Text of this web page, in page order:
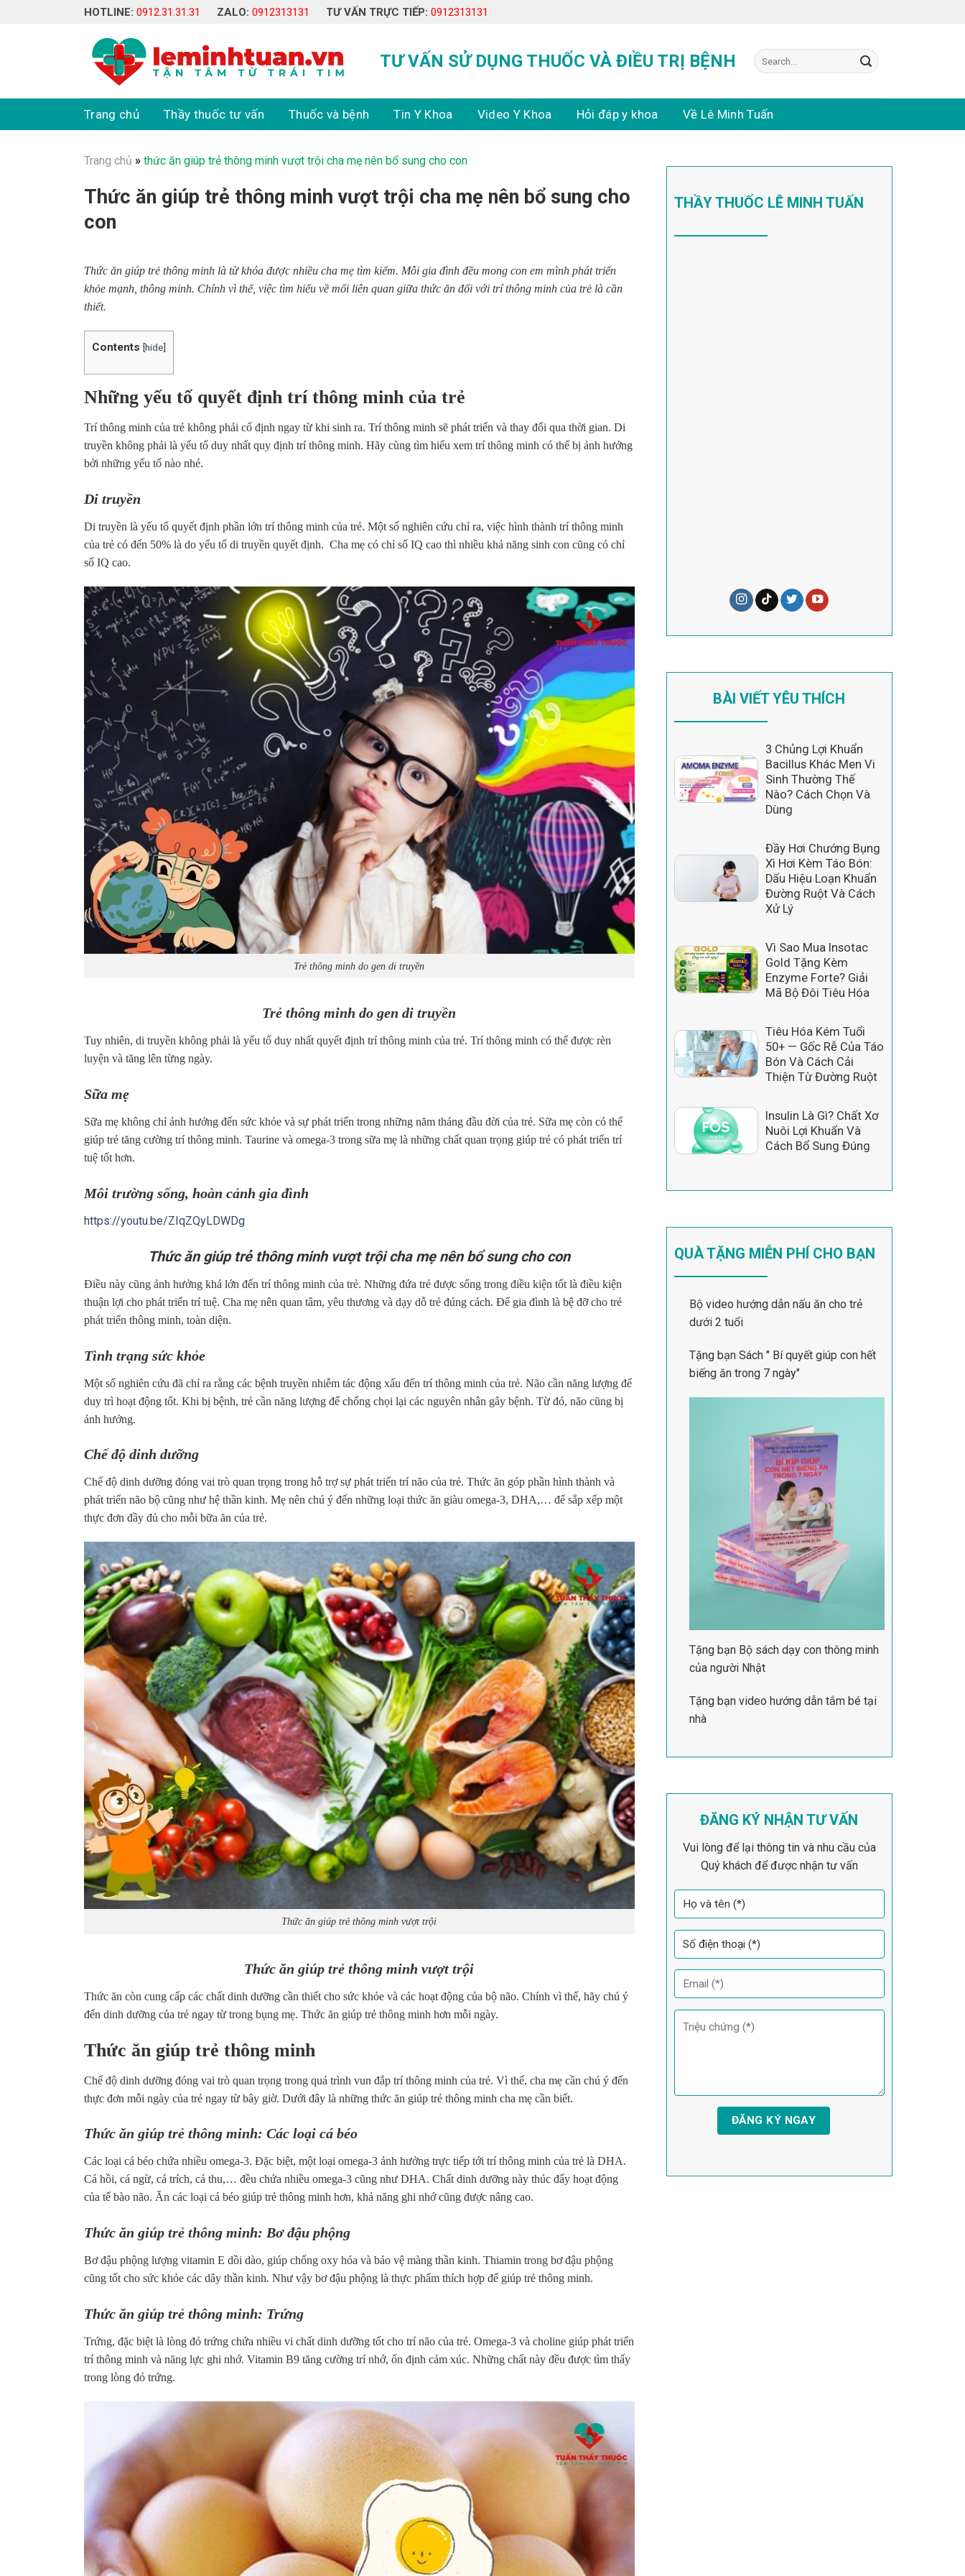
HOTLINE: 0912.31.31.31 ZALO: 0912313131 TƯ VẤN TRỰC TIẾP: 0912313131
TƯ VẤN SỬ DỤNG THUỐC VÀ ĐIỀU TRỊ BỆNH
Search
for:
Trang chủ Thầy thuốc tư vấn Thuốc và bệnh Tin Y Khoa Video Y Khoa Hỏi đáp y khoa Về Lê Minh Tuấn
Trang chủ » thức ăn giúp trẻ thông minh vượt trội cha mẹ nên bổ sung cho con
Thức ăn giúp trẻ thông minh vượt trội cha mẹ nên bổ sung cho
con
Thức ăn giúp trẻ thông minh là từ khóa được nhiều cha mẹ tìm kiếm. Mỗi gia đình đều mong con em mình phát triển
khỏe mạnh, thông minh. Chính vì thế, việc tìm hiểu về mối liên quan giữa thức ăn đối với trí thông minh của trẻ là cần
thiết.
Contents [hide]
Những yếu tố quyết định trí thông minh của trẻ
Trí thông minh của trẻ không phải cố định ngay từ khi sinh ra. Trí thông minh sẽ phát triển và thay đổi qua thời gian. Di
truyền không phải là yếu tố duy nhất quy định trí thông minh. Hãy cùng tìm hiểu xem trí thông minh có thể bị ảnh hưởng
bởi những yếu tố nào nhé.
Di truyền
Di truyền là yếu tố quyết định phần lớn trí thông minh của trẻ. Một số nghiên cứu chỉ ra, việc hình thành trí thông minh
của trẻ có đến 50% là do yếu tố di truyền quyết định. Cha mẹ có chỉ số IQ cao thì nhiều khả năng sinh con cũng có chỉ
số IQ cao.
Trẻ thông minh do gen di truyền
Trẻ thông minh do gen di truyền
Tuy nhiên, di truyền không phải là yếu tố duy nhất quyết định trí thông minh của trẻ. Trí thông minh có thể được rèn
luyện và tăng lên từng ngày.
Sữa mẹ
Sữa mẹ không chỉ ảnh hưởng đến sức khỏe và sự phát triển trong những năm tháng đầu đời của trẻ. Sữa mẹ còn có thể
giúp trẻ tăng cường trí thông minh. Taurine và omega-3 trong sữa mẹ là những chất quan trọng giúp trẻ có phát triển trí
tuệ tốt hơn.
Môi trường sống, hoàn cảnh gia đình
https://youtu.be/ZIqZQyLDWDg
Thức ăn giúp trẻ thông minh vượt trội cha mẹ nên bổ sung cho con
Điều này cũng ảnh hưởng khá lớn đến trí thông minh của trẻ. Những đứa trẻ được sống trong điều kiện tốt là điều kiện
thuận lợi cho phát triển trí tuệ. Cha mẹ nên quan tâm, yêu thương và dạy dỗ trẻ đúng cách. Để gia đình là bệ đỡ cho trẻ
phát triển thông minh, toàn diện.
Tình trạng sức khỏe
Một số nghiên cứu đã chỉ ra rằng các bệnh truyền nhiễm tác động xấu đến trí thông minh của trẻ. Não cần năng lượng để
duy trì hoạt động tốt. Khi bị bệnh, trẻ cần năng lượng để chống chọi lại các nguyên nhân gây bệnh. Từ đó, não cũng bị
ảnh hưởng.
Chế độ dinh dưỡng
Chế độ dinh dưỡng đóng vai trò quan trọng trong hỗ trợ sự phát triển trí não của trẻ. Thức ăn góp phần hình thành và
phát triển não bộ cũng như hệ thần kinh. Mẹ nên chú ý đến những loại thức ăn giàu omega-3, DHA,… để sắp xếp một
thực đơn đầy đủ cho mỗi bữa ăn của trẻ.
Thức ăn giúp trẻ thông minh vượt trội
Thức ăn giúp trẻ thông minh vượt trội
Thức ăn còn cung cấp các chất dinh dưỡng cần thiết cho sức khỏe và các hoạt động của bộ não. Chính vì thế, hãy chú ý
đến dinh dưỡng của trẻ ngay từ trong bụng mẹ. Thức ăn giúp trẻ thông minh hơn mỗi ngày.
Thức ăn giúp trẻ thông minh
Chế độ dinh dưỡng đóng vai trò quan trọng trong quá trình vun đắp trí thông minh của trẻ. Vì thế, cha mẹ cần chú ý đến
thực đơn mỗi ngày của trẻ ngay từ bây giờ. Dưới đây là những thức ăn giúp trẻ thông minh cha mẹ cần biết.
Thức ăn giúp trẻ thông minh: Các loại cá béo
Các loại cá béo chứa nhiều omega-3. Đặc biệt, một loại omega-3 ảnh hưởng trực tiếp tới trí thông minh của trẻ là DHA.
Cá hồi, cá ngừ, cá trích, cá thu,… đều chứa nhiều omega-3 cũng như DHA. Chất dinh dưỡng này thúc đẩy hoạt động
của tế bào não. Ăn các loại cá béo giúp trẻ thông minh hơn, khả năng ghi nhớ cũng được nâng cao.
Thức ăn giúp trẻ thông minh: Bơ đậu phộng
Bơ đậu phộng lượng vitamin E dồi dào, giúp chống oxy hóa và bảo vệ màng thần kinh. Thiamin trong bơ đậu phộng
cũng tốt cho sức khỏe các dây thần kinh. Như vậy bơ đậu phộng là thực phẩm thích hợp để giúp trẻ thông minh.
Thức ăn giúp trẻ thông minh: Trứng
Trứng, đặc biệt là lòng đỏ trứng chứa nhiều vi chất dinh dưỡng tốt cho trí não của trẻ. Omega-3 và choline giúp phát triển
trí thông minh và năng lực ghi nhớ. Vitamin B9 tăng cường trí nhớ, ổn định cảm xúc. Những chất này đều được tìm thấy
trong lòng đỏ trứng.
THẦY THUỐC LÊ MINH TUẤN
BÀI VIẾT YÊU THÍCH
3 Chủng Lợi Khuẩn
Bacillus Khác Men Vi
Sinh Thường Thế
Nào? Cách Chọn Và
Dùng
Đầy Hơi Chướng Bụng
Xì Hơi Kèm Táo Bón:
Dấu Hiệu Loạn Khuẩn
Đường Ruột Và Cách
Xử Lý
Vì Sao Mua Insotac
Gold Tặng Kèm
Enzyme Forte? Giải
Mã Bộ Đôi Tiêu Hóa
Tiêu Hóa Kém Tuổi
50+ — Gốc Rễ Của Táo
Bón Và Cách Cải
Thiện Từ Đường Ruột
Insulin Là Gì? Chất Xơ
Nuôi Lợi Khuẩn Và
Cách Bổ Sung Đúng
QUÀ TẶNG MIỄN PHÍ CHO BẠN
Bộ video hướng dẫn nấu ăn cho trẻ
dưới 2 tuổi
Tặng bạn Sách " Bí quyết giúp con hết
biếng ăn trong 7 ngày"
Tặng bạn Bộ sách dạy con thông minh
của người Nhật
Tặng bạn video hướng dẫn tắm bé tại
nhà
ĐĂNG KÝ NHẬN TƯ VẤN
Vui lòng để lại thông tin và nhu cầu của
Quý khách để được nhận tư vấn